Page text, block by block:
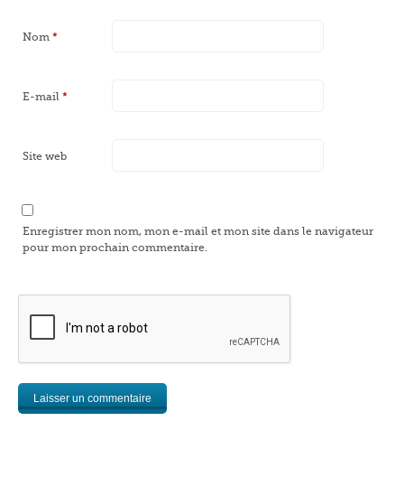
Nom *
E-mail *
Site web
Enregistrer mon nom, mon e-mail et mon site dans le navigateur
pour mon prochain commentaire.